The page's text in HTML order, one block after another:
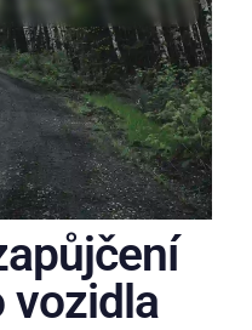
vozidla